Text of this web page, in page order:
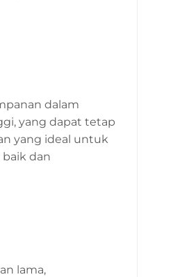
dalam
yang dapat tetap
yang ideal untuk
dan
lama,